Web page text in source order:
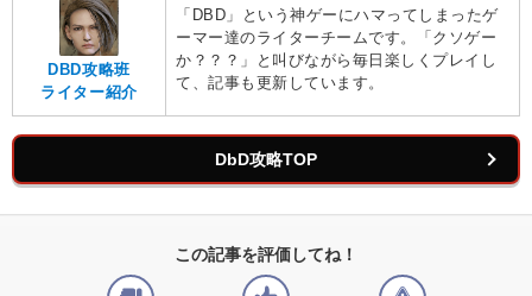
DBD攻略班
ライター紹介
「DBD」という神ゲーにハマってしまったゲ
ーマー達のライターチームです。「クソゲー
か？？？」と叫びながら毎日楽しくプレイし
て、記事も更新しています。
DbD攻略TOP
この記事を評価してね！